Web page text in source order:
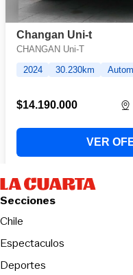
Secciones
Chile
Espectaculos
Deportes